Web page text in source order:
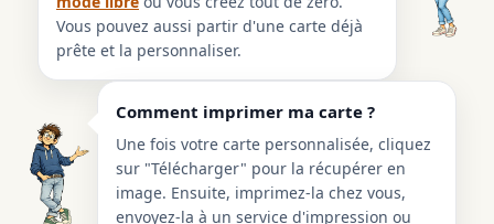
Vous pouvez aussi partir d'une carte déjà
prête et la personnaliser.
Comment imprimer ma carte ?
Une fois votre carte personnalisée, cliquez
sur "Télécharger" pour la récupérer en
image. Ensuite, imprimez-la chez vous,
envoyez-la à un service d'impression ou